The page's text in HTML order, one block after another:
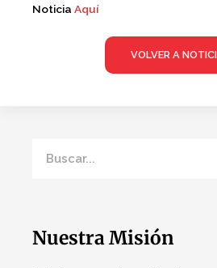
Noticia Aquí
VOLVER A
Nuestra Misión